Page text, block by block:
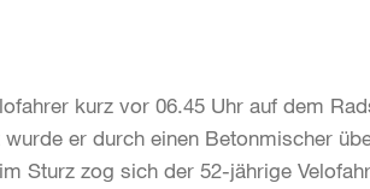
kurz vor 06.45 Uhr auf dem
er durch einen Betonmischer
Sturz zog sich der 52-jährige